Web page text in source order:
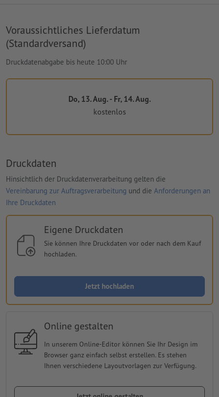
Voraussichtliches Lieferdatum
(Standardversand)
Druckdatenabgabe bis heute 10:00 Uhr
Do, 13. Aug. - Fr, 14. Aug.
kostenlos
Druckdaten
Hinsichtlich der Druckdatenverarbeitung gelten die
Vereinbarung zur Auftragsverarbeitung und die Anforderungen an
Ihre Druckdaten
Eigene Druckdaten
Sie können Ihre Druckdaten vor oder nach dem Kauf
hochladen.
Jetzt hochladen
Online gestalten
In unserem Online-Editor können Sie Ihr Design im
Browser ganz einfach selbst erstellen. Es stehen
Ihnen verschiedene Layoutvorlagen zur Verfügung.